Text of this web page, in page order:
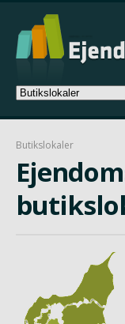
Butikslokaler